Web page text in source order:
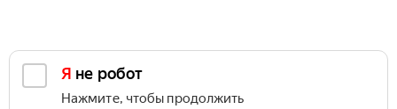
Я не робот
Нажмите, чтобы продолжить